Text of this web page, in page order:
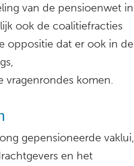
van de pensioenwet in
ook de coalitiefracties
oppositie dat er ook in de
vragenrondes komen.
gepensioneerde vaklui,
en het